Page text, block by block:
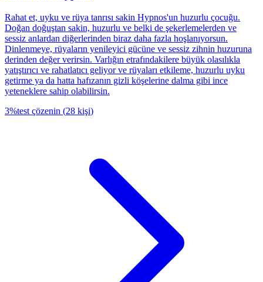
Rahat et, uyku ve rüya tanrısı sakin Hypnos'un huzurlu çocuğu.
Doğan doğuştan sakin, huzurlu ve belki de şekerlemelerden ve
sessiz anlardan diğerlerinden biraz daha fazla hoşlanıyorsun.
Dinlenmeye, rüyaların yenileyici gücüne ve sessiz zihnin huzuruna
derinden değer verirsin. Varlığın etrafındakilere büyük olasılıkla
yatıştırıcı ve rahatlatıcı geliyor ve rüyaları etkileme, huzurlu uyku
getirme ya da hatta hafızanın gizli köşelerine dalma gibi ince
yeteneklere sahip olabilirsin.
3%test çözenin (28 kişi)